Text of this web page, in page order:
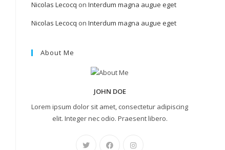
Nicolas Lecocq on Interdum magna augue eget
Nicolas Lecocq on Interdum magna augue eget
About Me
JOHN DOE
Lorem ipsum dolor sit amet, consectetur adipiscing
elit. Integer nec odio. Praesent libero.